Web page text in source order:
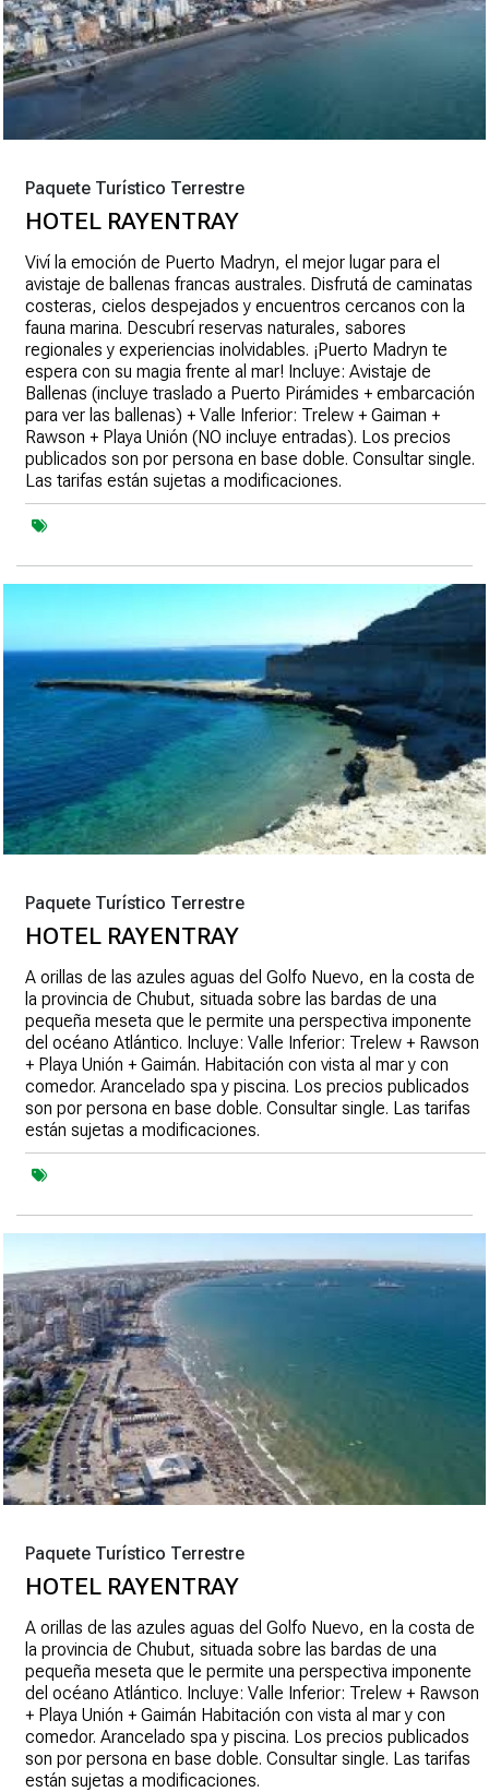
Paquete Turístico Terrestre
HOTEL RAYENTRAY
Viví la emoción de Puerto Madryn, el mejor lugar para el
avistaje de ballenas francas australes. Disfrutá de caminatas
costeras, cielos despejados y encuentros cercanos con la
fauna marina. Descubrí reservas naturales, sabores
regionales y experiencias inolvidables. ¡Puerto Madryn te
espera con su magia frente al mar! Incluye: Avistaje de
Ballenas (incluye traslado a Puerto Pirámides + embarcación
para ver las ballenas) + Valle Inferior: Trelew + Gaiman +
Rawson + Playa Unión (NO incluye entradas). Los precios
publicados son por persona en base doble. Consultar single.
Las tarifas están sujetas a modificaciones.
Paquete Turístico Terrestre
HOTEL RAYENTRAY
A orillas de las azules aguas del Golfo Nuevo, en la costa de
la provincia de Chubut, situada sobre las bardas de una
pequeña meseta que le permite una perspectiva imponente
del océano Atlántico. Incluye: Valle Inferior: Trelew + Rawson
+ Playa Unión + Gaimán. Habitación con vista al mar y con
comedor. Arancelado spa y piscina. Los precios publicados
son por persona en base doble. Consultar single. Las tarifas
están sujetas a modificaciones.
Paquete Turístico Terrestre
HOTEL RAYENTRAY
A orillas de las azules aguas del Golfo Nuevo, en la costa de
la provincia de Chubut, situada sobre las bardas de una
pequeña meseta que le permite una perspectiva imponente
del océano Atlántico. Incluye: Valle Inferior: Trelew + Rawson
+ Playa Unión + Gaimán Habitación con vista al mar y con
comedor. Arancelado spa y piscina. Los precios publicados
son por persona en base doble. Consultar single. Las tarifas
están sujetas a modificaciones.